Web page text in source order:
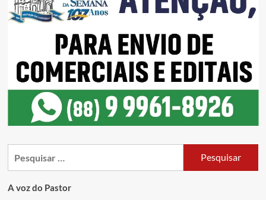
A voz do Pastor